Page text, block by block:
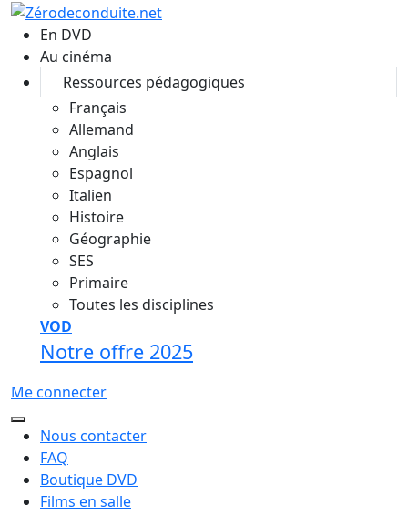
Aller au contenu principal
En DVD
Au cinéma
Ressources pédagogiques
Français
Allemand
Anglais
Espagnol
Italien
Histoire
Géographie
SES
Primaire
Toutes les disciplines
VOD
Notre offre 2025
Me connecter
Nous contacter
FAQ
Boutique DVD
Films en salle